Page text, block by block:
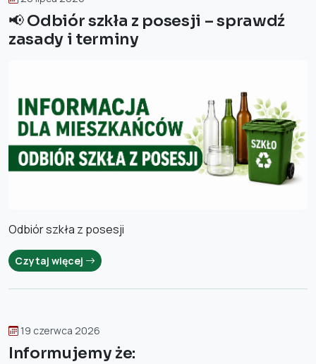
📢 Odbiór szkła z posesji – sprawdź
zasady i terminy
Odbiór szkła z posesji
Czytaj więcej
19 czerwca 2026
Informujemy że: